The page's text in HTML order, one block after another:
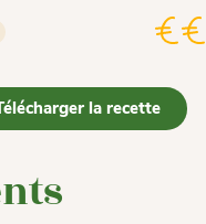
la recette